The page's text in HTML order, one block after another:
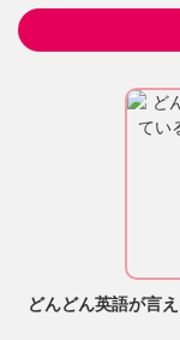
どんどん英語が言